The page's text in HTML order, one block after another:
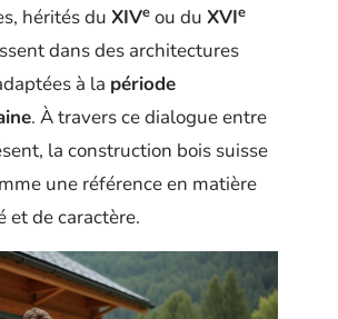
hérités du XIVe ou du XVIe
dans des architectures
à la période
. À travers ce dialogue entre
la construction bois suisse
une référence en matière
et de caractère.